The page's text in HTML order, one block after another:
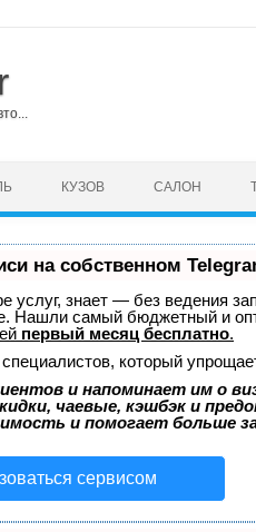
КУЗОВ САЛОН
на собственном
услуг, знает — без ведения
Нашли самый бюджетный и
первый месяц бесплатно.
который
и напоминает им о
чаевые, кэшбэк и
и помогает больше
сервисом